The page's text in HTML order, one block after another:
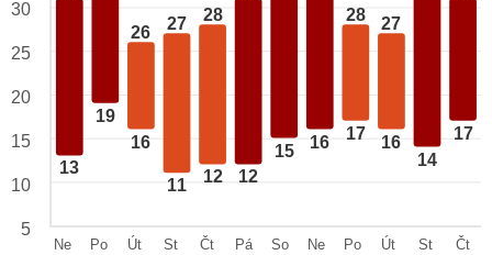
13
19
26
16
27
11
28
12 12
15 16
28
17
27
16
14
17
30
25
20
15
10
5
Ne
Po
Út
St
Čt
Pá
So
Ne
Po
Út
St
Čt